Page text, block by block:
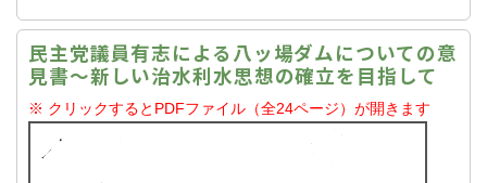
民主党議員有志による八ッ場ダムについての意
見書～新しい治水利水思想の確立を目指して
※ クリックするとPDFファイル（全24ページ）が開きます